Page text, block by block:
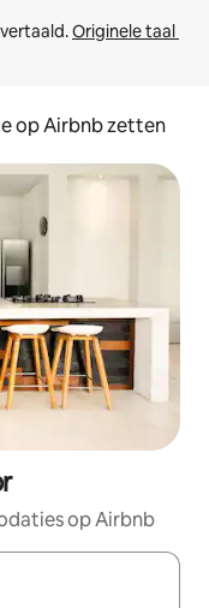
Originele taal
op Airbnb zetten
op Airbnb
maak je een keuze